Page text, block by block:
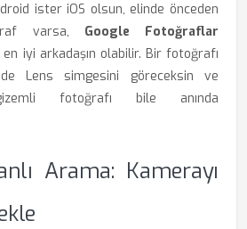
ister iOS olsun, elinde önceden
varsa, Google Fotoğraflar
iyi arkadaşın olabilir. Bir fotoğrafı
Lens simgesini göreceksin ve
fotoğrafı bile anında
Arama: Kamerayı